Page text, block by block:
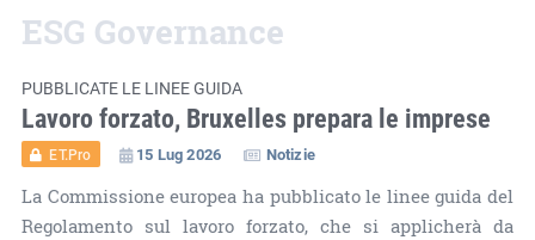
Tutti gli articoli
ESG Governance
PUBBLICATE LE LINEE GUIDA
Lavoro forzato, Bruxelles prepara le imprese
ET.Pro 15 Lug 2026 Notizie
La Commissione europea ha pubblicato le linee guida del
Regolamento sul lavoro forzato, che si applicherà da